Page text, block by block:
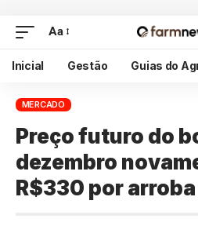
Aa
Inicial Gestão Guias do
MERCADO
Preço futuro do
dezembro
R$330 por arroba